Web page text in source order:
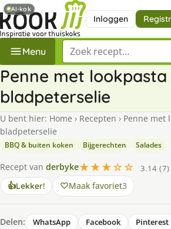
Inloggen
Menu Zoek een recept
Penne met lookpasta
bladpeterselie
U bent hier: Home › Recepten › Penne met
bladpeterselie
BBQ & buiten koken Bijgerechten Salades
Recept van derbyke★★★☆☆
3.14 (7)
👍Lekker! Maak favoriet3
Delen: WhatsApp Facebook Pinterest
AI-kok